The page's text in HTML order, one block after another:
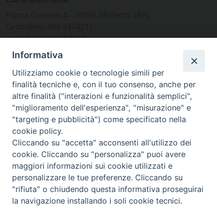
www.diocesimolfetta.it –
diocesimolfetta@pec.chiesacattolica.it
Ufficio Comunicazioni sociali
Piazza Giovene 4 – 70056 Molfetta (BA)
comunicazionisociali@diocesimolfetta.it
SEGUICI SU
Facebook
Instagram
X YouTube
Feed
Privacy Policy - trasparenza
Informativa
Utilizziamo cookie o tecnologie simili per
finalità tecniche e, con il tuo consenso, anche per
altre finalità ("interazioni e funzionalità semplici",
"miglioramento dell'esperienza", "misurazione" e
"targeting e pubblicità") come specificato nella
cookie policy.
Cliccando su "accetta" acconsenti all'utilizzo dei
cookie. Cliccando su "personalizza" puoi avere
maggiori informazioni sui cookie utilizzati e
personalizzare le tue preferenze. Cliccando su
"rifiuta" o chiudendo questa informativa proseguirai
la navigazione installando i soli cookie tecnici.